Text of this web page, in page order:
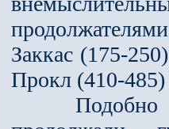
Заккас (175-
Прокл (410-
Подобно